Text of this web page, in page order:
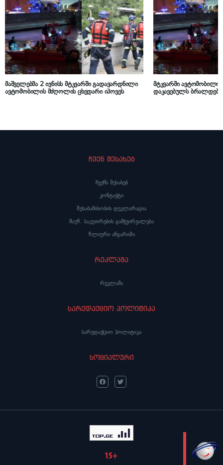
LIVE
მაშველებმა 2 ივნისს მტკვარში გადავარდნილი
ავტომობილის მძღოლის ცხედარი იპოვეს
მტკვარში ავტომობილის
დაკავებულს ბრალდება
ჩვენ შესახებ
ჩვენს შესახებ
კონტაქტი
შესაბამისობის დეკლარაცია
მაუწ. საკუთრების გამჭვირვალება
წლიური ანგარიში
რეკლამა
რეკლამა
სარედაქციო პოლიტიკა
სარედაქციო პოლიტიკა
სოციალური